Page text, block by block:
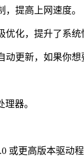
提高上网速度。
化，提升了系统
更新，如果你想
器。
更高版本驱动程